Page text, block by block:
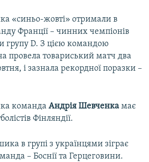
«синьо-жовті» отримали в
Франції – чинних чемпіонів
групу D. З цією командою
провела товариський матч два
і зазнала рекордної поразки –
команда Андрія Шевченка має
Фінляндії.
в групі з українцями зіграє
– Боснії та Герцеговини.